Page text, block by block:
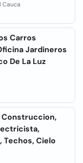
Cauca
Carros
Jardineros
De La Luz
Construccion,
Techos, Cielo